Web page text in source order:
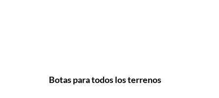
Botas para todos los terrenos